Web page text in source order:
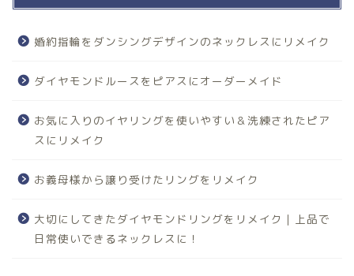
婚約指輪をダンシングデザインのネックレスにリメイク
ダイヤモンドルースをピアスにオーダーメイド
お気に入りのイヤリングを使いやすい＆洗練されたピア
スにリメイク
お義母様から譲り受けたリングをリメイク
大切にしてきたダイヤモンドリングをリメイク｜上品で
日常使いできるネックレスに！